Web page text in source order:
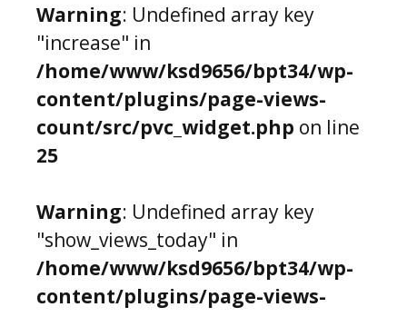
Warning: Undefined array key
"increase" in
/home/www/ksd9656/bpt34/wp-
content/plugins/page-views-
count/src/pvc_widget.php on line
25
Warning: Undefined array key
"show_views_today" in
/home/www/ksd9656/bpt34/wp-
content/plugins/page-views-